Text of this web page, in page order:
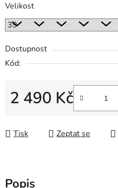
Velikost
Dostupnost
Kód:
2 490 Kč
Tisk Zeptat se
Popis